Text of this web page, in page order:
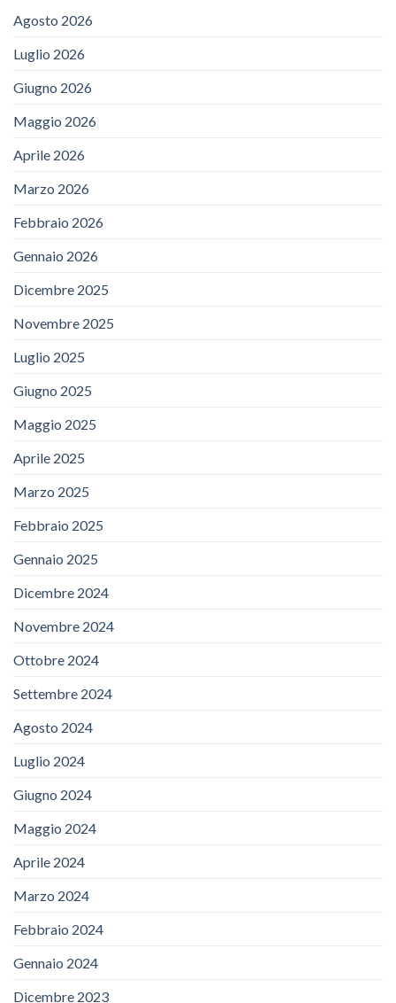
Agosto 2026
Luglio 2026
Giugno 2026
Maggio 2026
Aprile 2026
Marzo 2026
Febbraio 2026
Gennaio 2026
Dicembre 2025
Novembre 2025
Luglio 2025
Giugno 2025
Maggio 2025
Aprile 2025
Marzo 2025
Febbraio 2025
Gennaio 2025
Dicembre 2024
Novembre 2024
Ottobre 2024
Settembre 2024
Agosto 2024
Luglio 2024
Giugno 2024
Maggio 2024
Aprile 2024
Marzo 2024
Febbraio 2024
Gennaio 2024
Dicembre 2023